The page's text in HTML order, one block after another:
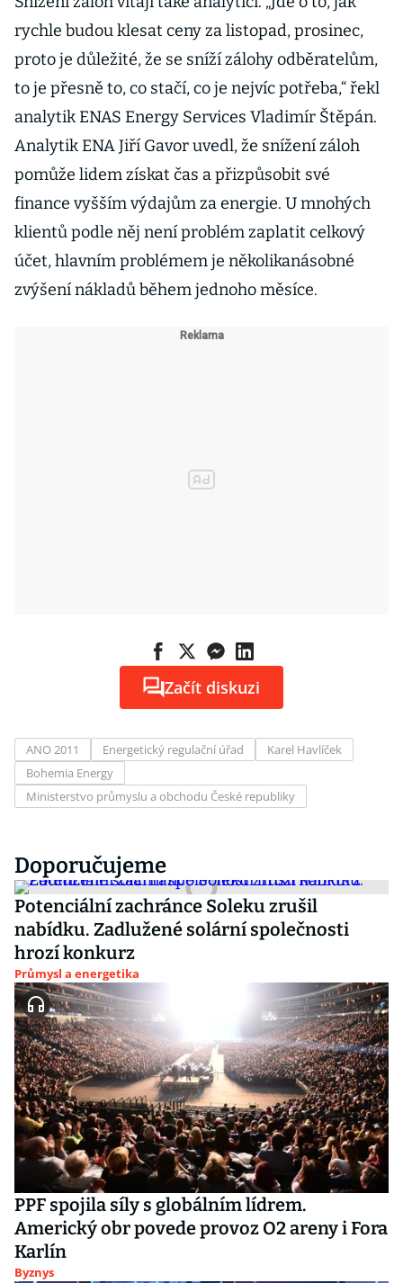
rychle budou klesat ceny za listopad, prosinec,
proto je důležité, že se sníží zálohy odběratelům,
to je přesně to, co stačí, co je nejvíc potřeba,“ řekl
analytik ENAS Energy Services Vladimír Štěpán.
Analytik ENA Jiří Gavor uvedl, že snížení záloh
pomůže lidem získat čas a přizpůsobit své
finance vyšším výdajům za energie. U mnohých
klientů podle něj není problém zaplatit celkový
účet, hlavním problémem je několikanásobné
zvýšení nákladů během jednoho měsíce.
Začít diskuzi
ANO 2011 Energetický regulační úřad
Karel Havlíček
Bohemia Energy
Ministerstvo průmyslu a obchodu České republiky
Doporučujeme
Potenciální zachránce Soleku zrušil
nabídku. Zadlužené solární společnosti
hrozí konkurz
Průmysl a energetika
PPF spojila síly s globálním lídrem.
Americký obr povede provoz O2 areny i Fora
Karlín
Byznys